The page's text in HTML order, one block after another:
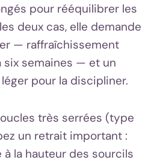
pour rééquilibrer les
deux cas, elle demande
— raffraîchissement
six semaines — et un
pour la discipliner.
très serrées (type
un retrait important :
la hauteur des sourcils